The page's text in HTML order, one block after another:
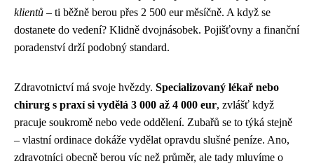
klientů – ti běžně berou přes 2 500 eur měsíčně. A když se
dostanete do vedení? Klidně dvojnásobek. Pojišťovny a finanční
poradenství drží podobný standard.
Zdravotnictví má svoje hvězdy. Specializovaný lékař nebo
chirurg s praxí si vydělá 3 000 až 4 000 eur, zvlášť když
pracuje soukromě nebo vede oddělení. Zubařů se to týká stejně
– vlastní ordinace dokáže vydělat opravdu slušné peníze. Ano,
zdravotníci obecně berou víc než průměr, ale tady mluvíme o